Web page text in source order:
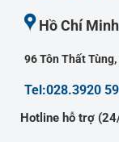
Hồ Chí Minh
96 Tôn Thất
Tel:028.3920
Hotline hỗ trợ